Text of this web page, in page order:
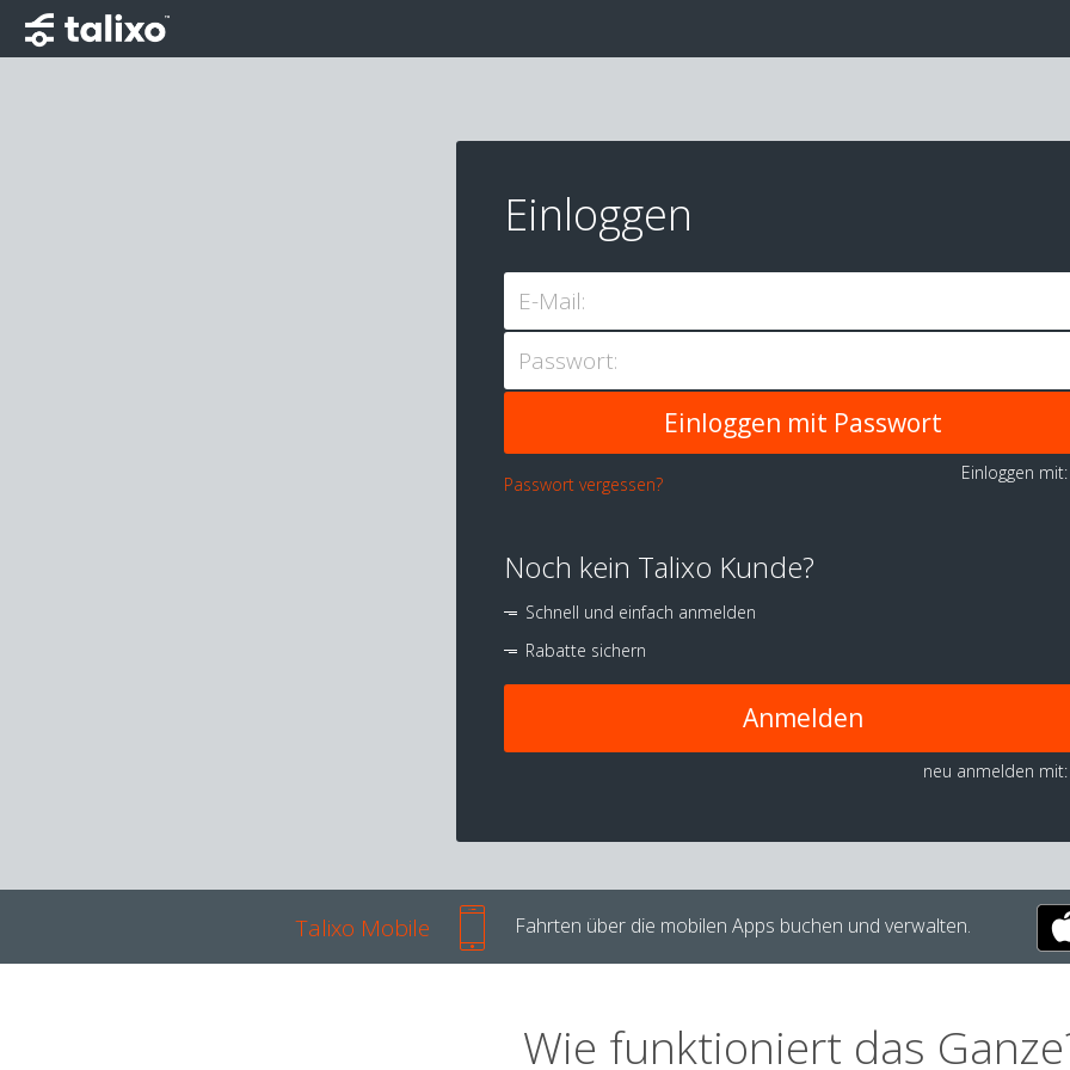
Einloggen
E-Mail:
Passwort:
Passwort vergessen?
Einloggen
Noch kein Talixo Kunde?
Schnell und einfach anmelden
Rabatte sichern
Anmelden
neu anmelden mit:
Talixo Mobile Fahrten über die mobilen Apps buchen und verwalten.
Wie funktioniert das